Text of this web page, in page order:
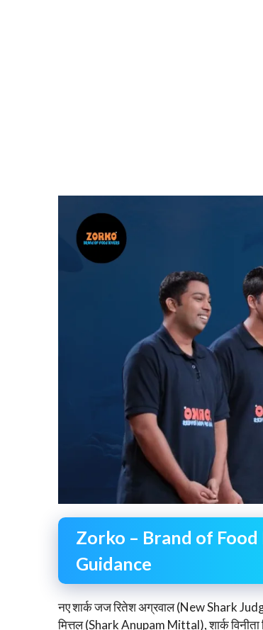
Zorko – Brand of Food
Guidance
नए शार्क जज रितेश अग्रवाल (New Shark
मित्तल (Shark Anupam Mittal), शार्क